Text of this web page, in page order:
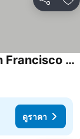
แชร์ เ
Holiday Inn Express & Suites San Francisco Fishermans Wharf By Ihg
ดูราคา